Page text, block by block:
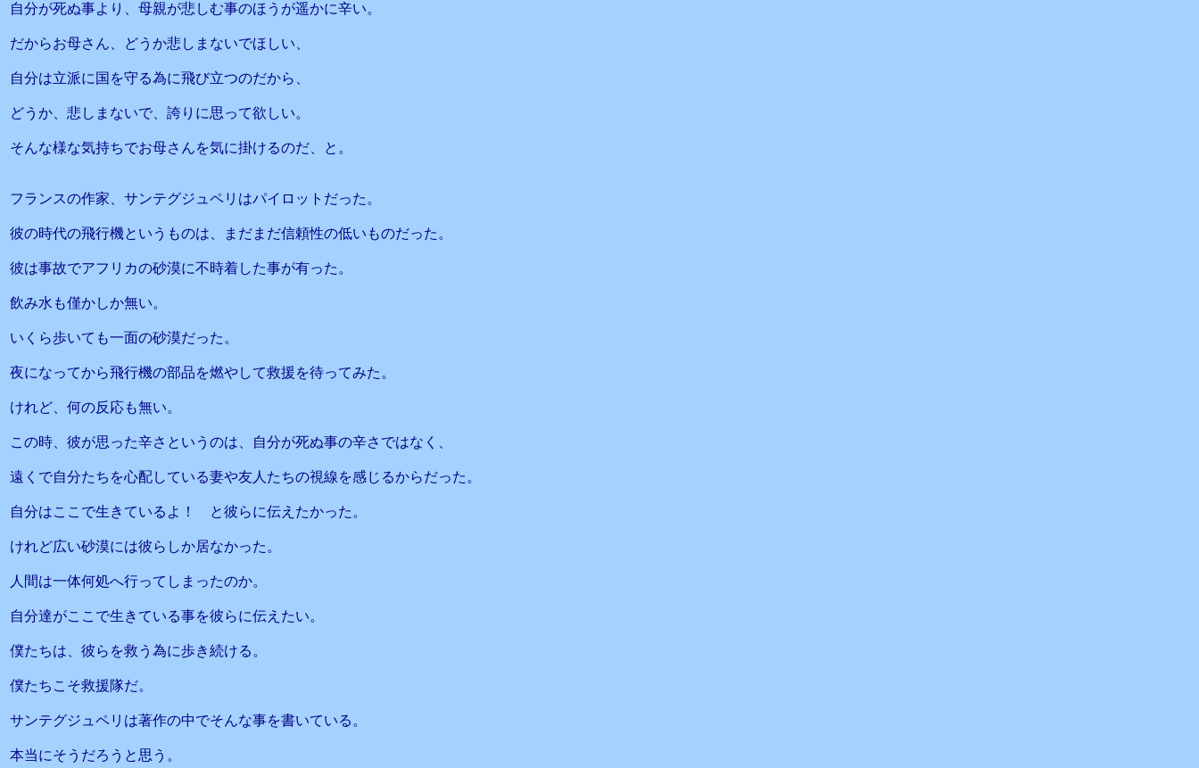
自分が死ぬ事より、母親が悲しむ事のほうが遥かに辛い。
だからお母さん、どうか悲しまないでほしい、
自分は立派に国を守る為に飛び立つのだから、
どうか、悲しまないで、誇りに思って欲しい。
そんな様な気持ちでお母さんを気に掛けるのだ、と。
フランスの作家、サンテグジュペリはパイロットだった。
彼の時代の飛行機というものは、まだまだ信頼性の低いものだった。
彼は事故でアフリカの砂漠に不時着した事が有った。
飲み水も僅かしか無い。
いくら歩いても一面の砂漠だった。
夜になってから飛行機の部品を燃やして救援を待ってみた。
けれど、何の反応も無い。
この時、彼が思った辛さというのは、自分が死ぬ事の辛さではなく、
遠くで自分たちを心配している妻や友人たちの視線を感じるからだった。
自分はここで生きているよ！ と彼らに伝えたかった。
けれど広い砂漠には彼らしか居なかった。
人間は一体何処へ行ってしまったのか。
自分達がここで生きている事を彼らに伝えたい。
僕たちは、彼らを救う為に歩き続ける。
僕たちこそ救援隊だ。
サンテグジュペリは著作の中でそんな事を書いている。
本当にそうだろうと思う。